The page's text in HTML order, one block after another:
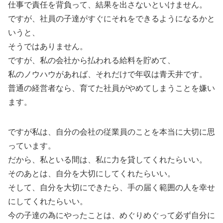
仕事で責任を背負って、結果を出さないといけません。
ですが、社員の子達がすぐにそれをできるようになるかと
いうと、
そうではありません。
ですが、私の会社から払われる給料を貯めて、
私のノウハウがあれば、それだけで年収は青天井です。
普通の経営者なら、育てた社員がやめてしまうことを嫌い
ます。
ですが私は、自分の会社の従業員のことを本当に大切に思
っています。
だから、私といる間は、私に力を貸してくれたらいい。
そのあとは、自分を大切にしてくれたらいい。
そして、自分を大切にできたら、手の届く範囲の人を幸せ
にしてくれたらいい。
今の子達の為にやったことは、めぐりめぐって必ず自分に